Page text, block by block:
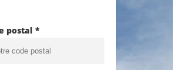
postal *